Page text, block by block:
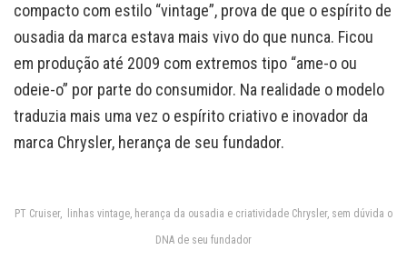
compacto com estilo “vintage”, prova de que o espírito de
ousadia da marca estava mais vivo do que nunca. Ficou
em produção até 2009 com extremos tipo “ame-o ou
odeie-o” por parte do consumidor. Na realidade o modelo
traduzia mais uma vez o espírito criativo e inovador da
marca Chrysler, herança de seu fundador.
PT Cruiser, linhas vintage, herança da ousadia e criatividade Chrysler, sem dúvida o
DNA de seu fundador